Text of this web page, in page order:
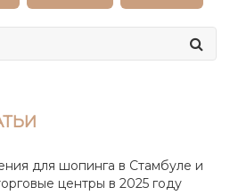
для шопинга в Стамбуле и
центры в 2025 году